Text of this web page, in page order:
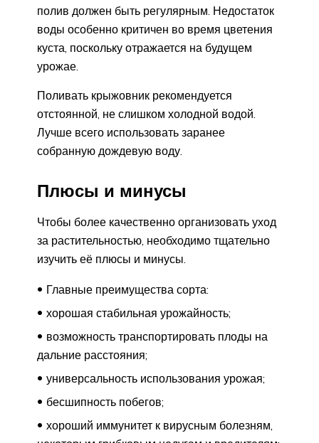
полив должен быть регулярным. Недостаток
воды особенно критичен во время цветения
куста, поскольку отражается на будущем
урожае.
Поливать крыжовник рекомендуется
отстоянной, не слишком холодной водой.
Лучше всего использовать заранее
собранную дождевую воду.
Плюсы и минусы
Чтобы более качественно организовать уход
за растительностью, необходимо тщательно
изучить её плюсы и минусы.
Главные преимущества сорта:
хорошая стабильная урожайность;
возможность транспортировать плоды на
дальние расстояния;
универсальность использования урожая;
бесшипность побегов;
хороший иммунитет к вирусным болезням,